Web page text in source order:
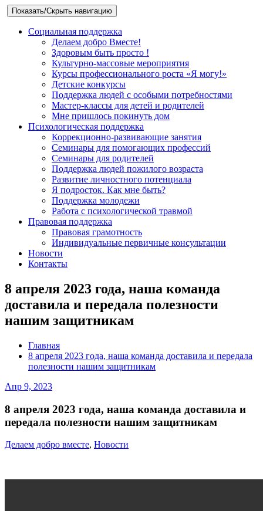
Показать/Скрыть навигацию
Социальная поддержка
Делаем добро Вместе!
Здоровым быть просто !
Культурно-массовые мероприятия
Курсы профессионального роста «Я могу!»
Детские конкурсы
Поддержка людей с особыми потребностями
Мастер-классы для детей и родителей
Мне пришлось покинуть дом
Психологическая поддержка
Коррекционно-развивающие занятия
Семинары для помогающих профессий
Семинары для родителей
Поддержка людей пожилого возраста
Развитие личностного потенциала
Я подросток. Как мне быть?
Поддержка молодежи
Работа с психологической травмой
Правовая поддержка
Правовая грамотность
Индивидуальные первичные консультации
Новости
Контакты
8 апреля 2023 года, наша команда
доставила и передала полезности
нашим защитникам
Главная
8 апреля 2023 года, наша команда доставила и передала
полезности нашим защитникам
Апр 9, 2023
8 апреля 2023 года, наша команда доставила и
передала полезности нашим защитникам
Делаем добро вместе, Новости